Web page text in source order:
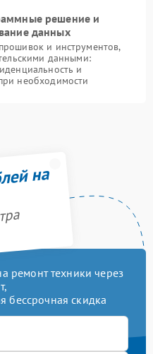
решение и
данных
и инструментов,
данными:
и
необходимости
на
ремонт техники через
бессрочная скидка